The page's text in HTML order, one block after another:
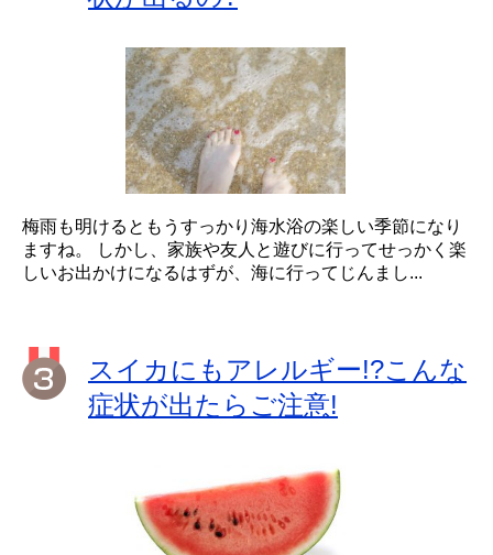
梅雨も明けるともうすっかり海水浴の楽しい季節になり
ますね。 しかし、家族や友人と遊びに行ってせっかく楽
しいお出かけになるはずが、海に行ってじんまし...
スイカにもアレルギー!?こんな
症状が出たらご注意!